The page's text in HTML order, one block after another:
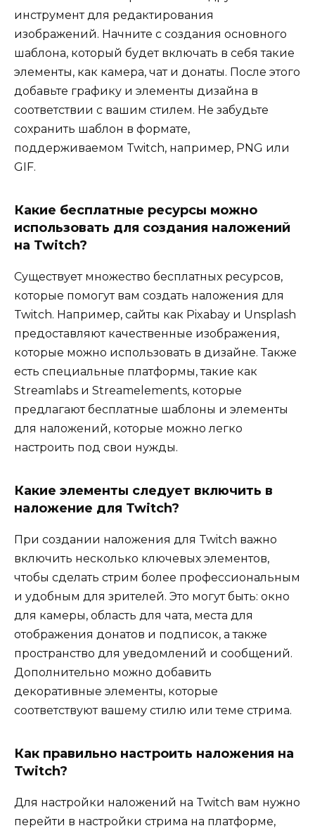
инструмент для редактирования
изображений. Начните с создания основного
шаблона, который будет включать в себя такие
элементы, как камера, чат и донаты. После этого
добавьте графику и элементы дизайна в
соответствии с вашим стилем. Не забудьте
сохранить шаблон в формате,
поддерживаемом Twitch, например, PNG или
GIF.
Какие бесплатные ресурсы можно
использовать для создания наложений
на Twitch?
Существует множество бесплатных ресурсов,
которые помогут вам создать наложения для
Twitch. Например, сайты как Pixabay и Unsplash
предоставляют качественные изображения,
которые можно использовать в дизайне. Также
есть специальные платформы, такие как
Streamlabs и Streamelements, которые
предлагают бесплатные шаблоны и элементы
для наложений, которые можно легко
настроить под свои нужды.
Какие элементы следует включить в
наложение для Twitch?
При создании наложения для Twitch важно
включить несколько ключевых элементов,
чтобы сделать стрим более профессиональным
и удобным для зрителей. Это могут быть: окно
для камеры, область для чата, места для
отображения донатов и подписок, а также
пространство для уведомлений и сообщений.
Дополнительно можно добавить
декоративные элементы, которые
соответствуют вашему стилю или теме стрима.
Как правильно настроить наложения на
Twitch?
Для настройки наложений на Twitch вам нужно
перейти в настройки стрима на платформе,